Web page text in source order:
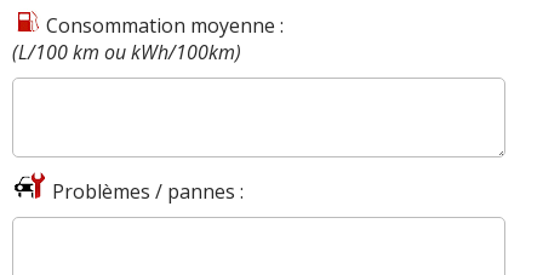
Consommation moyenne :
(L/100 km ou kWh/100km)
Problèmes / pannes :